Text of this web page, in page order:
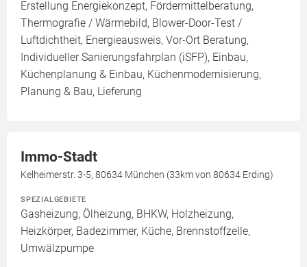
Erstellung Energiekonzept, Fördermittelberatung,
Thermografie / Wärmebild, Blower-Door-Test /
Luftdichtheit, Energieausweis, Vor-Ort Beratung,
Individueller Sanierungsfahrplan (iSFP), Einbau,
Küchenplanung & Einbau, Küchenmodernisierung,
Planung & Bau, Lieferung
Immo-Stadt
Kelheimerstr. 3-5, 80634 München (33km von 80634 Erding)
SPEZIALGEBIETE
Gasheizung, Ölheizung, BHKW, Holzheizung,
Heizkörper, Badezimmer, Küche, Brennstoffzelle,
Umwälzpumpe